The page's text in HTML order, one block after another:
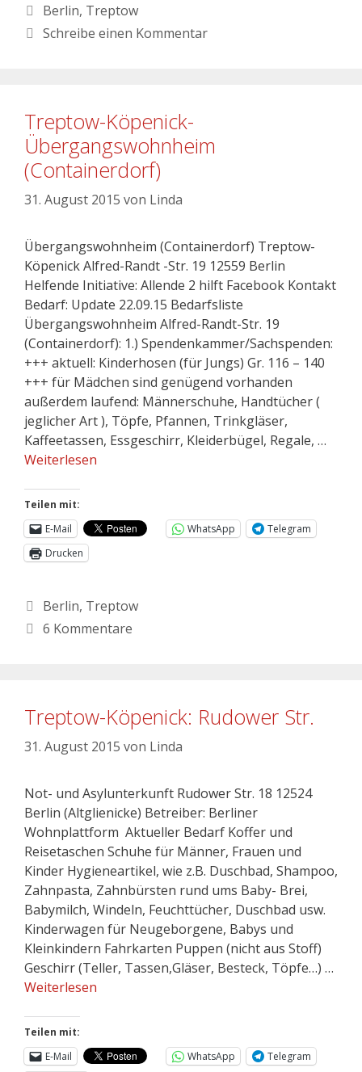
Berlin, Treptow
Schreibe einen Kommentar
Treptow-Köpenick-
Übergangswohnheim
(Containerdorf)
31. August 2015 von Linda
Übergangswohnheim (Containerdorf) Treptow-
Köpenick Alfred-Randt -Str. 19 12559 Berlin
Helfende Initiative: Allende 2 hilft Facebook Kontakt
Bedarf: Update 22.09.15 Bedarfsliste
Übergangswohnheim Alfred-Randt-Str. 19
(Containerdorf): 1.) Spendenkammer/Sachspenden:
+++ aktuell: Kinderhosen (für Jungs) Gr. 116 – 140
+++ für Mädchen sind genügend vorhanden
außerdem laufend: Männerschuhe, Handtücher (
jeglicher Art ), Töpfe, Pfannen, Trinkgläser,
Kaffeetassen, Essgeschirr, Kleiderbügel, Regale, …
Weiterlesen
Teilen mit:
E-Mail
WhatsApp
Telegram
Drucken
Berlin, Treptow
6 Kommentare
Treptow-Köpenick: Rudower Str.
31. August 2015 von Linda
Not- und Asylunterkunft Rudower Str. 18 12524
Berlin (Altglienicke) Betreiber: Berliner
Wohnplattform Aktueller Bedarf Koffer und
Reisetaschen Schuhe für Männer, Frauen und
Kinder Hygieneartikel, wie z.B. Duschbad, Shampoo,
Zahnpasta, Zahnbürsten rund ums Baby- Brei,
Babymilch, Windeln, Feuchttücher, Duschbad usw.
Kinderwagen für Neugeborgene, Babys und
Kleinkindern Fahrkarten Puppen (nicht aus Stoff)
Geschirr (Teller, Tassen,Gläser, Besteck, Töpfe…) …
Weiterlesen
Teilen mit:
E-Mail
WhatsApp
Telegram